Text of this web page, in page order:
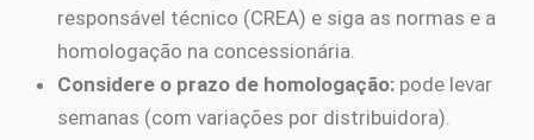
responsável técnico (CREA) e siga as normas e a
homologação na concessionária.
Considere o prazo de homologação: pode levar
semanas (com variações por distribuidora).